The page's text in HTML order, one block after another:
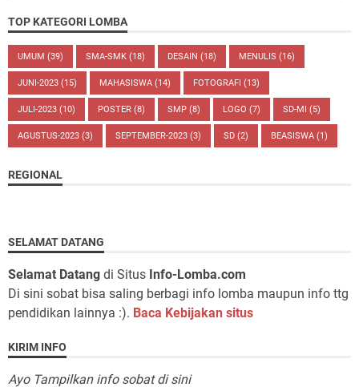
TOP KATEGORI LOMBA
UMUM (39) SMA-SMK (18) DESAIN (18) MENULIS (16)
JUNI-2023 (15) MAHASISWA (14) FOTOGRAFI (13)
JULI-2023 (10) POSTER (8) SMP (8) LOGO (7) SD-MI (5)
AGUSTUS-2023 (3) SEPTEMBER-2023 (3) SD (2) BEASISWA (1)
REGIONAL
SELAMAT DATANG
Selamat Datang di Situs Info-Lomba.com
Di sini sobat bisa saling berbagi info lomba maupun info ttg
pendidikan lainnya :). Baca Kebijakan situs
KIRIM INFO
Ayo Tampilkan info sobat di sini